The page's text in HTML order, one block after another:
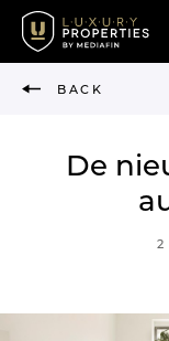
BACK
De
2